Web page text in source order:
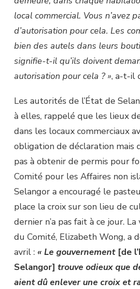
local commercial. Vous n’avez
d’autorisation pour cela. Les
bien des autels dans leurs
signifie-t-il qu’ils doivent
autorisation pour cela ? », a-t-il
Les autorités de l’État de
à elles, rappelé que les lieux
dans les locaux commerciaux
obligation de déclaration mais
pas à obtenir de permis pour
Comité pour les Affaires non
Selangor a encouragé le
place la croix sur son lieu de
dernier n’a pas fait à ce jour.
du Comité, Elizabeth Wong, a
avril : « Le gouvernement [de
Selangor] trouve odieux que
aient dû enlever une croix et